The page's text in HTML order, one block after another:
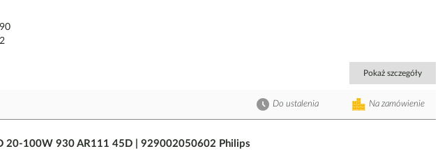
Pokaż szczegóły
Na zamówienie
Do ustalenia
20-100W 930 AR111 45D | 929002050602 Philips